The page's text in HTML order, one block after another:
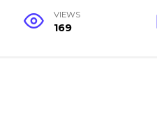
VIEWS
169